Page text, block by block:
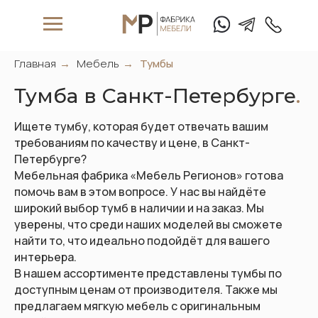
Матрасы
What's App Telegam
+7 (911)
Главная → Мебель → Тумбы
Тумба в Санкт-Петербурге.
Ищете тумбу, которая будет отвечать вашим
требованиям по качеству и цене, в Санкт-
Петербурге?
Мебельная фабрика «Мебель Регионов» готова
помочь вам в этом вопросе. У нас вы найдёте
широкий выбор тумб в наличии и на заказ. Мы
уверены, что среди наших моделей вы сможете
найти то, что идеально подойдёт для вашего
интерьера.
В нашем ассортименте представлены тумбы по
доступным ценам от производителя. Также мы
предлагаем мягкую мебель с оригинальным